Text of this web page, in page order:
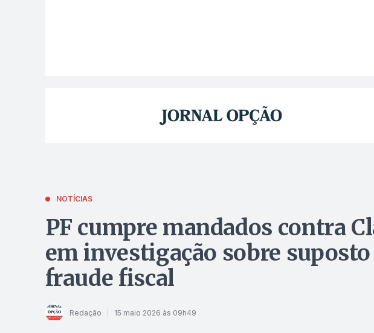
NOTÍCIAS
PF cumpre mandados contra
em investigação sobre
fraude fiscal
Redação 15 maio 2026 às 09h49